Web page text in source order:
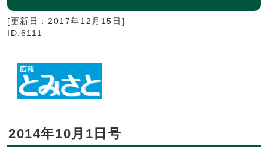
[更新日： 2017年12月15日 ]
ID:6111
2014年10月1日号